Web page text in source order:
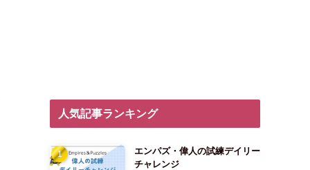
人気記事ランキング
エンパズ・偉人の試練デイリー
チャレンジ